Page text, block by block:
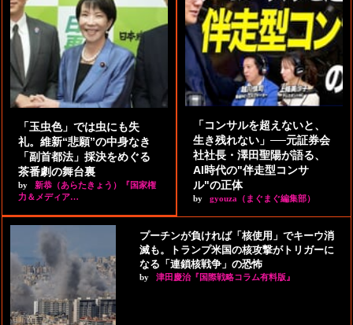
「玉虫色」では虫にも失
礼。維新“悲願”の中身なき
「副首都法」採決をめぐる
茶番劇の舞台裏
by
新恭（あらたきょう）『国家権
力＆メディア…
「コンサルを超えないと、
生き残れない」──元証券会
社社長・澤田聖陽が語る、
AI時代の"伴走型コンサ
ル"の正体
by gyouza（まぐまぐ編集部）
プーチンが負ければ「核使用」でキーウ消
滅も。トランプ米国の核攻撃がトリガーに
なる「連鎖核戦争」の恐怖
by 津田慶治『国際戦略コラム有料版』